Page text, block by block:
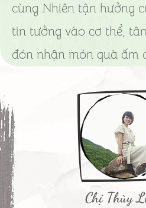
cùng Nhiên tận hưởng
tin tưởng vào cơ thể,
đón nhận món quà ấm
Chị Thùy